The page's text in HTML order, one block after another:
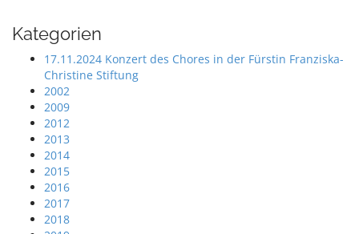
Kategorien
17.11.2024 Konzert des Chores in der Fürstin Franziska-
Christine Stiftung
2002
2009
2012
2013
2014
2015
2016
2017
2018